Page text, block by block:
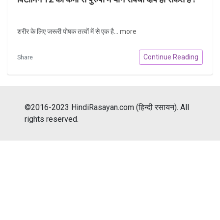
शरीर के लिए जरूरी पोषक तत्वों में से एक है... more
Share Continue Reading
©2016-2023 HindiRasayan.com (हिन्दी रसायन). All
rights reserved.